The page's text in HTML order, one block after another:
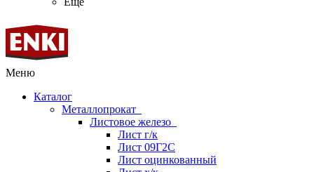
Меню
Каталог
Металлопрокат
Листовое железо
Лист г/к
Лист 09Г2С
Лист оцинкованный